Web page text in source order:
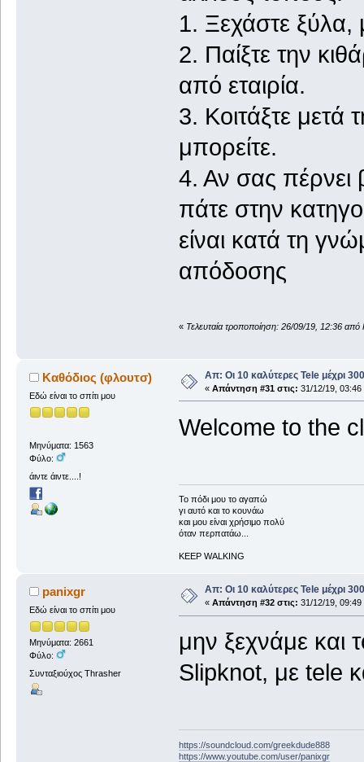
1. Ξεχάστε ξύλα,
2. Παίξτε την
από εταιρία.
3. Κοιτάξτε μετά
μπορείτε.
4. Αν σας πέρνει
πάτε στην
είναι κατά τη
απόδοσης
« Τελευταία τροποποίηση: 26/09/19, 12:36
Καθόδιος (φλουτσ)
Εδώ είναι το σπίτι μου
Μηνύματα: 1563
Φύλο:
άιντε άιντε....!
Απ: Οι 10 καλύτερες Tele μέχρι
« Απάντηση #31 στις: 31/12/19, 03:46
Welcome to the
To πόδι μου το αγαπώ
γι αυτό και το κουνάω
και μου είναι χρήσιμο πολύ
όταν περπατάω...
KEEP WALKING
panixgr
Εδώ είναι το σπίτι μου
Μηνύματα: 2661
Φύλο:
Συνταξιούχος Thrasher
Απ: Οι 10 καλύτερες Tele μέχρι
« Απάντηση #32 στις: 31/12/19, 09:49
μην ξεχνάμε και
Slipknot, με tele
https://soundcloud.com/greekdude888
https://www.youtube.com/user/panixgr